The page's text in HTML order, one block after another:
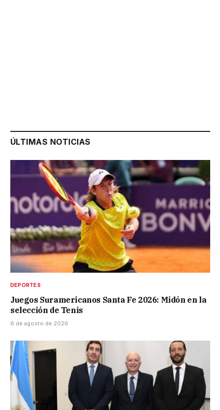
ÚLTIMAS NOTICIAS
DEPORTES
Juegos Suramericanos Santa Fe 2026: Midón en la
selección de Tenis
6 de agosto de 2026